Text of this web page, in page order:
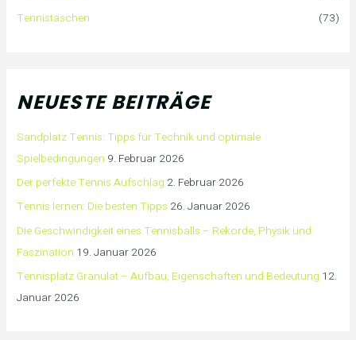
Tennistaschen
(73)
NEUESTE BEITRÄGE
Sandplatz Tennis: Tipps für Technik und optimale
Spielbedingungen 9. Februar 2026
Der perfekte Tennis Aufschlag 2. Februar 2026
Tennis lernen: Die besten Tipps 26. Januar 2026
Die Geschwindigkeit eines Tennisballs – Rekorde, Physik und
Faszination 19. Januar 2026
Tennisplatz Granulat – Aufbau, Eigenschaften und Bedeutung 12.
Januar 2026